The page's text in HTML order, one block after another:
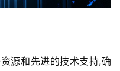
源和先进的技术支持,确